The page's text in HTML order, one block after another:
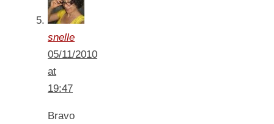
snelle
05/11/2010
at
19:47
Bravo